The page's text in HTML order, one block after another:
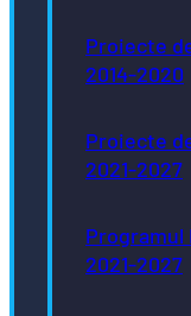
Proiecte
2014-2020
Proiecte
2021-2027
Programul
2021-2027